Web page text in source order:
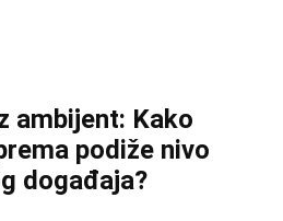
ambijent: Kako
podiže nivo
događaja?